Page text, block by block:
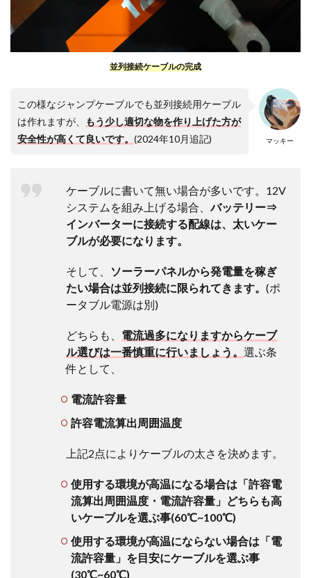
並列接続ケーブルの完成
マッキー
この様なジャンプケーブルでも並列接続用ケーブル
は作れますが、
もう少し適切な物を作り上げた方が
安全性が高くて良いです。 (2024年10月追記)
ケーブルに書いて無い場合が多いです。12V
システムを組み上げる場合、 バッテリー⇒
インバーターに接続する配線は、太いケー
ブルが必要になります。
そして、
ソーラーパネルから発電量を稼ぎ
たい場合は並列接続に限られてきます。 (ポ
ータブル電源は別)
どちらも、 電流過多になりますからケーブ
ル選びは一番慎重に行いましょう。 選ぶ条
件として、
電流許容量
許容電流算出周囲温度
上記2点によりケーブルの太さを決めます。
使用する環境が高温になる場合は「許容電
流算出周囲温度・電流許容量」どちらも高
いケーブルを選ぶ事(60℃~100℃)
使用する環境が高温にならない場合は「電
流許容量」を目安にケーブルを選ぶ事
(30℃~60℃)